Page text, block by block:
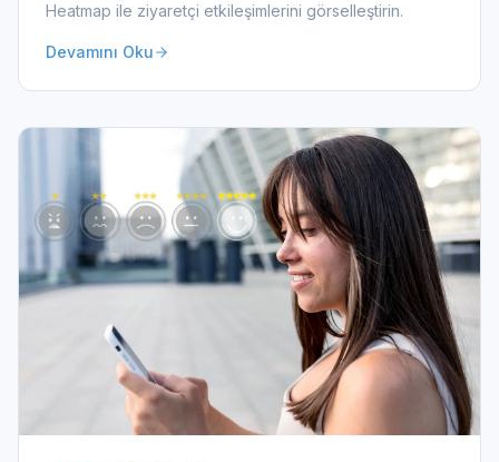
Heatmap ile ziyaretçi etkileşimlerini görselleştirin.
Devamını Oku